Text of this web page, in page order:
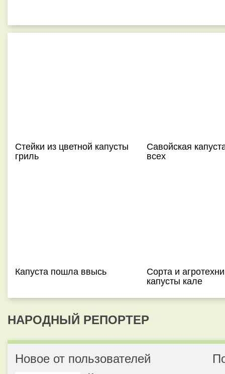
Стейки из цветной капусты
гриль
Савойская
всех
Капуста пошла ввысь Сорта и
капусты кале
НАРОДНЫЙ РЕПОРТЕР
Новое от пользователей